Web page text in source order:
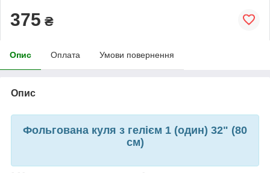
375 ₴
Опис Оплата Умови повернення
Опис
Фольгована куля з гелієм 1 (один) 32" (80
см)